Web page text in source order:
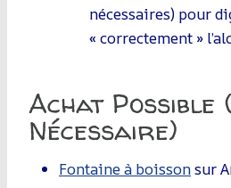
nécessaires) pour
« correctement »
Achat Possible
Nécessaire)
Fontaine à boissonsur